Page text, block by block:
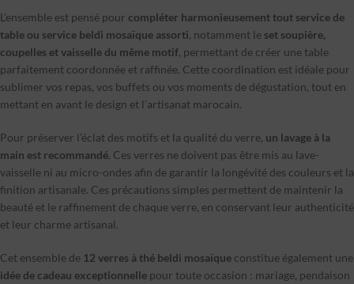
L’ensemble est pensé pour compléter harmonieusement tout service de
table ou service beldi mosaïque assorti, notamment le set soupière,
coupelles et vaisselle du même motif, permettant de créer une table
parfaitement coordonnée et raffinée. Cette coordination est idéale pour
sublimer vos repas, vos buffets ou vos moments de dégustation, tout en
mettant en avant le design et l’artisanat marocain.
Pour préserver l’éclat des motifs et la qualité du verre, un lavage à la
main est recommandé. Ces verres ne doivent pas être mis au lave-
vaisselle ni au micro-ondes afin de garantir la longévité des couleurs et la
finition artisanale. Ces précautions simples permettent de maintenir la
beauté et le raffinement de chaque verre, en conservant leur authenticité
et leur charme artisanal.
Cet ensemble de 12 verres à thé beldi mosaïque constitue également une
idée de cadeau exceptionnelle pour toute occasion : mariage, pendaison